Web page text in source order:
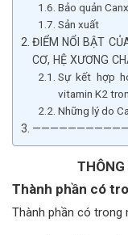
Bảo quản
Sản xuất
ĐIỂM NỔI BẬT
CƠ, HỆ XƯƠNG
Sự kết hợp
vitamin K2
Những lý do
Thành phần có
Thành phần có trong